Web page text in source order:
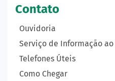
Contato
Ouvidoria
Serviço de Informação
Telefones Úteis
Como Chegar